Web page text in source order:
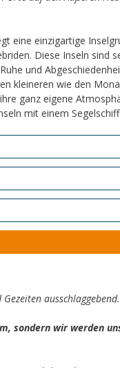
eine einzigartige
Diese Inseln sind
und
kleineren wie den
ganz eigene
mit einem
ausschlaggebend.
sondern wir werden